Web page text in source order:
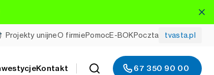
Projekty unijneO firmiePomocE-BOKPoczta tvasta.pl
Kontakt 67 350 90 00